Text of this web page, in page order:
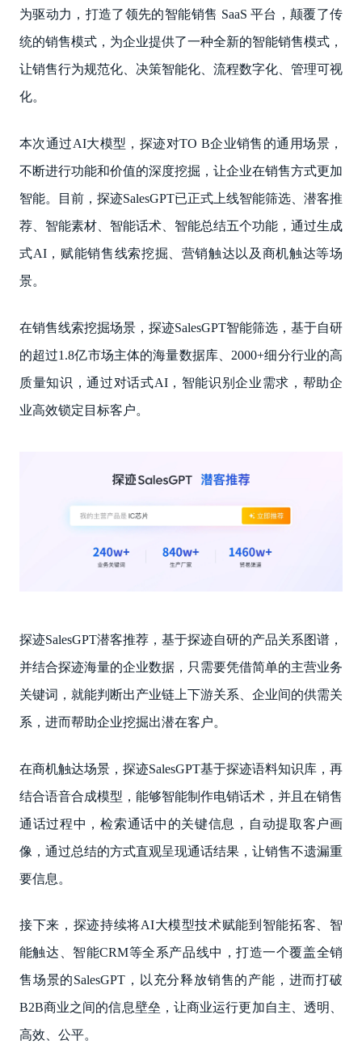
为驱动力，打造了领先的智能销售 SaaS 平台，颠覆了传
统的销售模式，为企业提供了一种全新的智能销售模式，
让销售行为规范化、决策智能化、流程数字化、管理可视
化。
本次通过AI大模型，探迹对TO B企业销售的通用场景，
不断进行功能和价值的深度挖掘，让企业在销售方式更加
智能。目前，探迹SalesGPT已正式上线智能筛选、潜客推
荐、智能素材、智能话术、智能总结五个功能，通过生成
式AI，赋能销售线索挖掘、营销触达以及商机触达等场
景。
在销售线索挖掘场景，探迹SalesGPT智能筛选，基于自研
的超过1.8亿市场主体的海量数据库、2000+细分行业的高
质量知识，通过对话式AI，智能识别企业需求，帮助企
业高效锁定目标客户。
探迹SalesGPT潜客推荐，基于探迹自研的产品关系图谱，
并结合探迹海量的企业数据，只需要凭借简单的主营业务
关键词，就能判断出产业链上下游关系、企业间的供需关
系，进而帮助企业挖掘出潜在客户。
在商机触达场景，探迹SalesGPT基于探迹语料知识库，再
结合语音合成模型，能够智能制作电销话术，并且在销售
通话过程中，检索通话中的关键信息，自动提取客户画
像，通过总结的方式直观呈现通话结果，让销售不遗漏重
要信息。
接下来，探迹持续将AI大模型技术赋能到智能拓客、智
能触达、智能CRM等全系产品线中，打造一个覆盖全销
售场景的SalesGPT，以充分释放销售的产能，进而打破
B2B商业之间的信息壁垒，让商业运行更加自主、透明、
高效、公平。